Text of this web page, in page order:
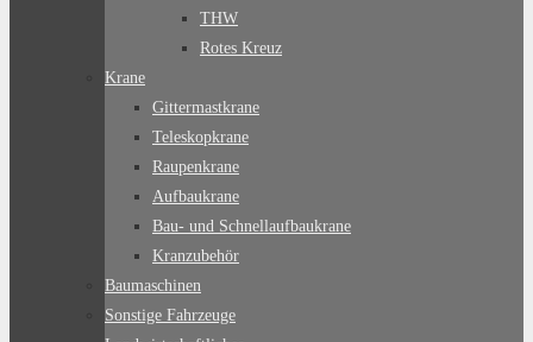
THW
Rotes Kreuz
Krane
Gittermastkrane
Teleskopkrane
Raupenkrane
Aufbaukrane
Bau- und Schnellaufbaukrane
Kranzubehör
Baumaschinen
Sonstige Fahrzeuge